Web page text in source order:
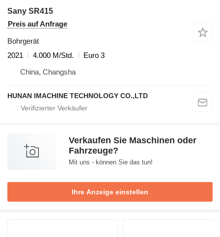
Sany SR415
Preis auf Anfrage
Bohrgerät
2021
4.000 M/Std.
Euro 3
China, Changsha
HUNAN IMACHINE TECHNOLOGY CO.,LTD
Verkaufen Sie Maschinen oder
Fahrzeuge?
Mit uns - können Sie das tun!
Ihre Anzeige einstellen